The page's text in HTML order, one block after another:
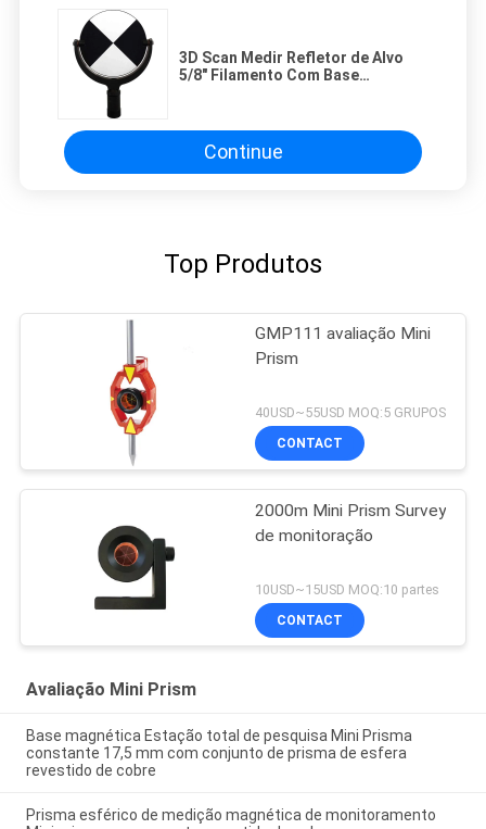
3D Scan Medir Refletor de Alvo
5/8" Filamento Com Base
Continue
Top Produtos
GMP111 avaliação Mini
Prism
40USD~55USD MOQ:5 GRUPOS
CONTACT
2000m Mini Prism Survey
de monitoração
10USD~15USD MOQ:10 partes
CONTACT
Avaliação Mini Prism
Base magnética Estação total de pesquisa Mini Prisma
constante 17,5 mm com conjunto de prisma de esfera
revestido de cobre
Prisma esférico de medição magnética de monitoramento